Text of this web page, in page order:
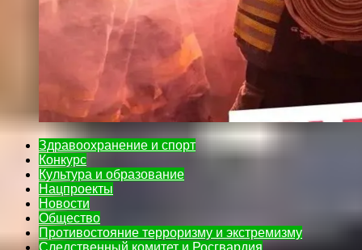
Здравоохранение и спорт
Конкурс
Культура и образование
Нацпроекты
Новости
Общество
Противостояние терроризму и экстремизму